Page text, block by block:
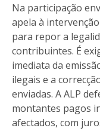
Na participação
apela à
para repor a
contribuintes. É
imediata da
ilegais e a
enviadas. A ALP
montantes pagos
afectados, com